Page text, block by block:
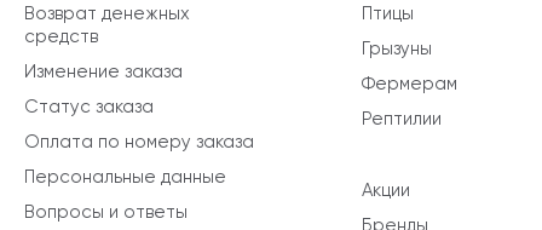
Птицы
Грызуны
Фермерам
Рептилии
Акции
Бренды
Возврат денежных
средств
Изменение заказа
Статус заказа
Оплата по номеру заказа
Персональные данные
Вопросы и ответы